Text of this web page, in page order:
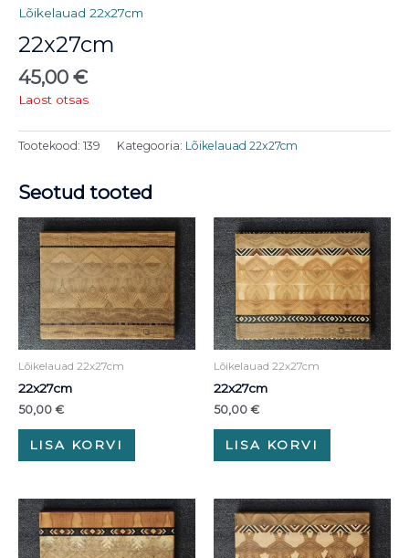
Lõikelauad 22x27cm
22x27cm
45,00 €
Laost otsas
Tootekood: 139 Kategooria: Lõikelauad 22x27cm
Seotud tooted
Lõikelauad 22x27cm
22x27cm
50,00 €
LISA KORVI
Lõikelauad 22x27cm
22x27cm
50,00 €
LISA KORVI